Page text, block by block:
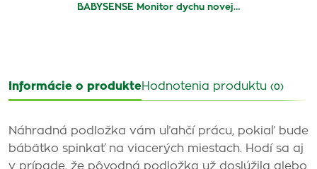
BABYSENSE Monitor dychu novej…
Informácie o produkteHodnotenia produktu (0)
Náhradná podložka vám uľahčí prácu, pokiaľ bude
bábätko spinkať na viacerých miestach. Hodí sa aj
v prípade, že pôvodná podložka už doslúžila alebo